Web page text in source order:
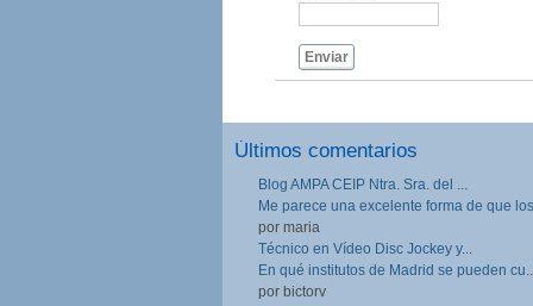
Enviar
Últimos comentarios
Blog AMPA CEIP Ntra. Sra. del ...
Me parece una excelente forma de que
por maria
Técnico en Vídeo Disc Jockey y...
En qué institutos de Madrid se pueden cu...
por bictorv